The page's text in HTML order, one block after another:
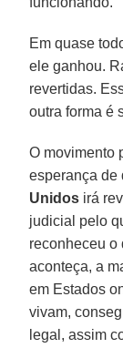
Em quase
ele ganhou.
revertidas.
outra forma é
O movimento
esperança
Unidos irá
judicial pelo
reconheceu o
aconteça, a
em Estados
vivam,
legal, assim